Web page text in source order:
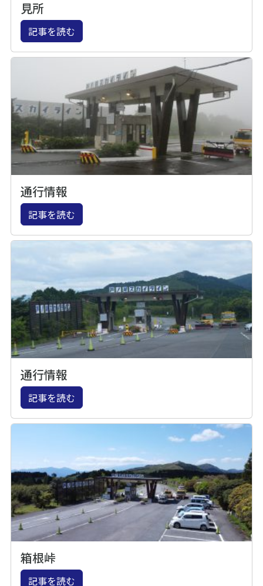
見所
記事を読む
通行情報
記事を読む
通行情報
記事を読む
箱根峠
記事を読む